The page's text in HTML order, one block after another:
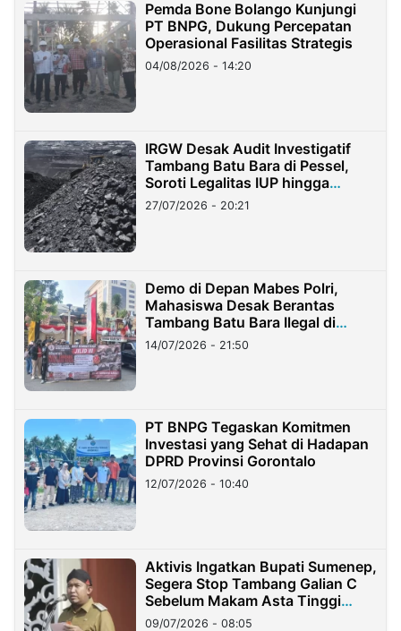
Pemda Bone Bolango Kunjungi
PT BNPG, Dukung Percepatan
Operasional Fasilitas Strategis
04/08/2026 - 14:20
IRGW Desak Audit Investigatif
Tambang Batu Bara di Pessel,
Soroti Legalitas IUP hingga
Stockpile
27/07/2026 - 20:21
Demo di Depan Mabes Polri,
Mahasiswa Desak Berantas
Tambang Batu Bara Ilegal di
Lampung
14/07/2026 - 21:50
PT BNPG Tegaskan Komitmen
Investasi yang Sehat di Hadapan
DPRD Provinsi Gorontalo
12/07/2026 - 10:40
Aktivis Ingatkan Bupati Sumenep,
Segera Stop Tambang Galian C
Sebelum Makam Asta Tinggi
Longsor
09/07/2026 - 08:05